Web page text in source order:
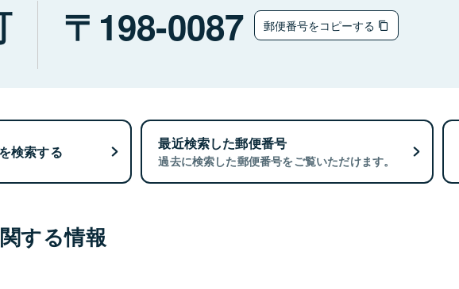
198-0087 郵便番号をコピーする
検索する 最近検索した郵便番号
過去に検索した郵便番号をご覧いただけます。
する情報